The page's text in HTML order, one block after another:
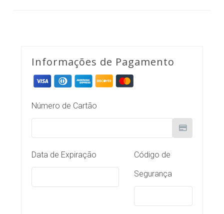
Informações de Pagamento
Número de Cartão
Data de Expiração
Código de
Segurança